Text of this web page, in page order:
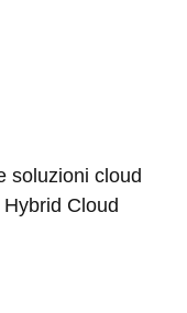
soluzioni cloud
Cloud